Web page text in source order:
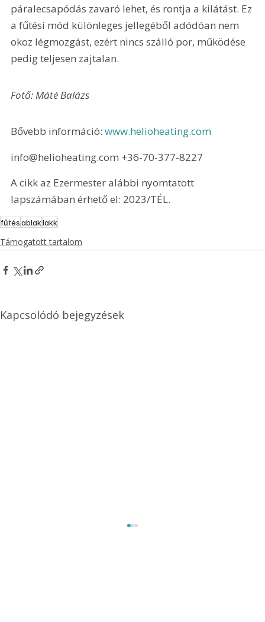
páralecsapódás zavaró lehet, és rontja a kilátást. Ez
a fűtési mód különleges jellegéből adódóan nem
okoz légmozgást, ezért nincs szálló por, működése
pedig teljesen zajtalan.
Fotő: Máté Balázs
Bővebb információ: www.helioheating.com
info@helioheating.com +36-70-377-8227
A cikk az Ezermester alábbi nyomtatott
lapszámában érhető el: 2023/TÉL.
fűtésablaklakk
Támogatott tartalom
Kapcsolódó bejegyzések